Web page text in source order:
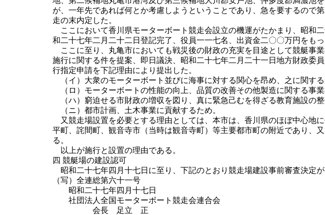
が、一年先であれば何とか考慮しようということであり、急を要するので
走の末内定した。
ここにおいて香川県モーターボート競走会設立の機運がたかまり、昭和
和二十七年二月二十二日登記完了、役員一一七名、出資金二〇〇万円をも
ここに至り、丸亀市においても戦災後の財政の充実を目途として競艇事
施行に関する件を提案、即日議決、昭和二十七年二月二十一日地方財政委
行指定申請を下記理由により提出した。
（イ）大衆のモーターボート並びに海事に対する関心を昂め、之に関す
（ロ）モーターボートの性能の向上、品質の改善その他製造に関する事業
（ハ）窮迫せる市財政の増収を図り、真に緊急己むを得ざる教育施設の
（ニ）都市計画、土木事業に貢献するため。
又競走場設置を必要とする理由としては、本市は、香川県のほぼ中心地
平町、詫間町、観音寺市（当時は観音寺町）等主要都市町の附近であり、
る。
以上が施行と設置の理由である。
四 競艇場の建設認可
昭和二十七年四月十七日に至り、下記のとおり競走場建設事前審査決定が
（写）全連総第六十一号
昭和二十七年四月十七日
社団法人全国モーターボート競走会連合会
会長 足立 正